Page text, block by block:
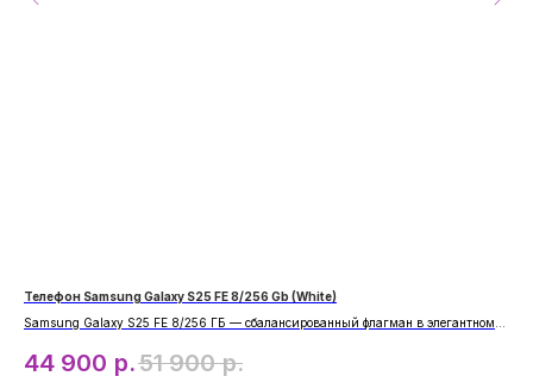
Телефон Samsung Galaxy S25 FE 8/256 Gb (White)
Samsung Galaxy S25 FE 8/256 ГБ — сбалансированный флагман в элегантном
дизайн для повседневного использования.
44 900 р.51 900 р.